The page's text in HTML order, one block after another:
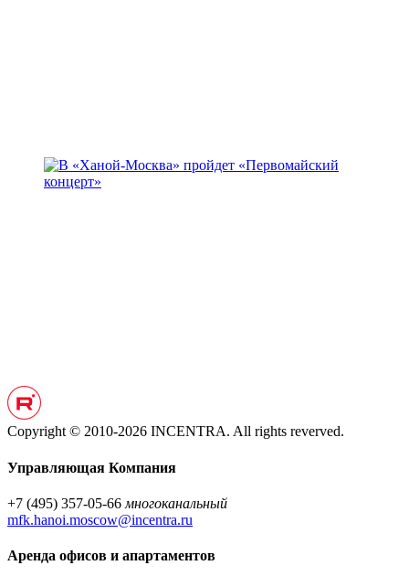
Copyright © 2010-2026 INCENTRA. All rights reverved.
Управляющая Компания
+7 (495) 357-05-66 многоканальный
mfk.hanoi.moscow@incentra.ru
Аренда офисов и апартаментов